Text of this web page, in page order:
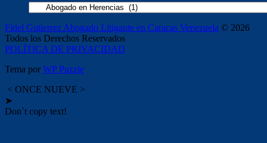
Categorías
Fidel Gutierrez Abogado Litigante en Caracas Venezuela © 2026
Todos los Derechos Reservados
POLÍTICA DE PRIVACIDAD
Tema por WP Puzzle
< ONCE NUEVE >
➤
Don`t copy text!